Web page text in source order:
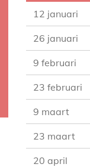
12 januari
26 januari
9 februari
23 februari
9 maart
23 maart
20 april